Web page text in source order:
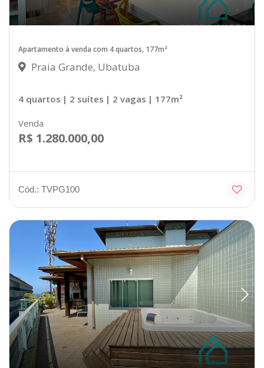
Apartamento à venda com 4 quartos, 177m²
Praia Grande, Ubatuba
4 quartos | 2 suítes | 2 vagas | 177m²
Venda
R$ 1.280.000,00
Cód.: TVPG100